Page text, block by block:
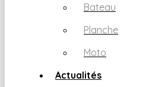
Bateau
Planche
Moto
Actualités